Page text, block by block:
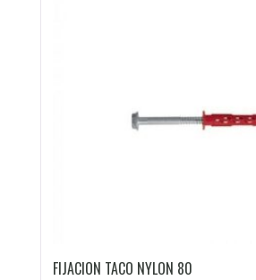
FIJACION TACO NYLON 80